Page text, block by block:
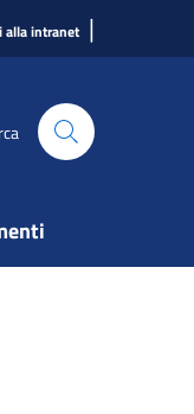
alla intranet |